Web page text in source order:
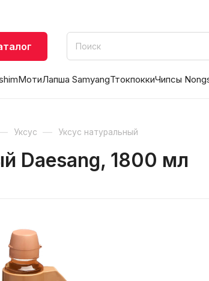
МотиЛапша SamyangТтокпоккиЧипсы
Уксус — Уксус натуральный
Daesang, 1800 мл